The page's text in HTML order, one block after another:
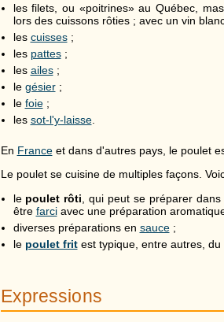
les filets, ou «poitrines» au Québec,
lors des cuissons rôties ; avec un vin
les cuisses;
les pattes;
les ailes;
le gésier;
le foie;
les sot-l'y-laisse.
En Franceet dans d'autres pays, le poulet
Le poulet se cuisine de multiples façons.
le poulet rôti , qui peut se préparer
être farciavec une préparation
diverses préparations en sauce;
le poulet fritest typique, entre autres, du
Expressions